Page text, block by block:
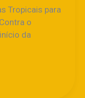
Tropicais para
o
da